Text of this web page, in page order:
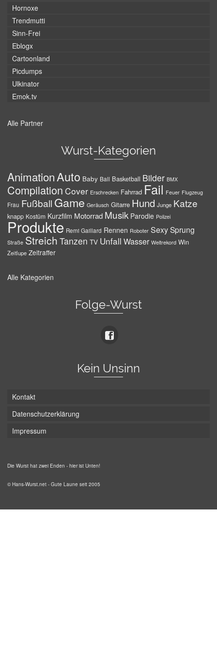
Hornoxe
Trendmutti
Sinn-Frei
Eblogx
Cartoonland
Picdumps
Ulkinator
Emok.tv
Alle Partner
Wurst-Kategorien
AnimationAuto Baby Ball Basketball Bilder BMX
Compilation Cover Erschrecken Fahrrad Fail Feuer Flugzeug
Frau Fußball Game Geräusch Gitarre Hund Junge Katze
knapp Kostüm Kurzfilm Motorrad Musik Parodie Polizei
Produkte Remi Gaillard Rennen Roboter SexySprung
Straße Streich Tanzen TV Unfall Wasser Weltrekord Win
Zeitlupe Zeitraffer
Alle Kategorien
Folge-Wurst
Kein Unsinn
Kontakt
Datenschutzerklärung
Impressum
Die Wurst hat zwei Enden - hier ist Unten!
© Hans-Wurst.net - Gute Laune seit 2005